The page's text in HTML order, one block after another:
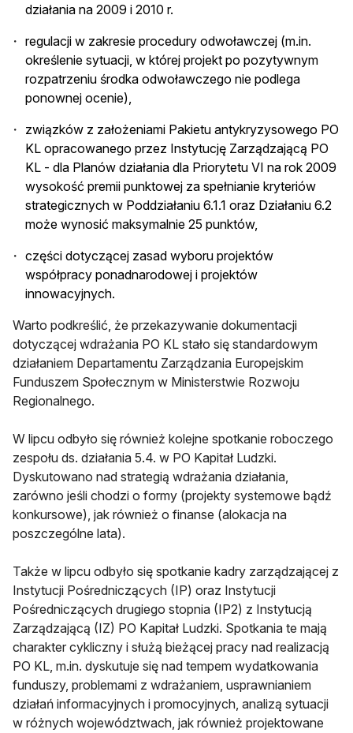
działania na 2009 i 2010 r.
regulacji w zakresie procedury odwoławczej (m.in.
określenie sytuacji, w której projekt po pozytywnym
rozpatrzeniu środka odwoławczego nie podlega
ponownej ocenie),
związków z założeniami Pakietu antykryzysowego PO
KL opracowanego przez Instytucję Zarządzającą PO
KL - dla Planów działania dla Priorytetu VI na rok 2009
wysokość premii punktowej za spełnianie kryteriów
strategicznych w Poddziałaniu 6.1.1 oraz Działaniu 6.2
może wynosić maksymalnie 25 punktów,
części dotyczącej zasad wyboru projektów
współpracy ponadnarodowej i projektów
innowacyjnych.
Warto podkreślić, że przekazywanie dokumentacji
dotyczącej wdrażania PO KL stało się standardowym
działaniem Departamentu Zarządzania Europejskim
Funduszem Społecznym w Ministerstwie Rozwoju
Regionalnego.
W lipcu odbyło się również kolejne spotkanie roboczego
zespołu ds. działania 5.4. w PO Kapitał Ludzki.
Dyskutowano nad strategią wdrażania działania,
zarówno jeśli chodzi o formy (projekty systemowe bądź
konkursowe), jak również o finanse (alokacja na
poszczególne lata).
Także w lipcu odbyło się spotkanie kadry zarządzającej z
Instytucji Pośredniczących (IP) oraz Instytucji
Pośredniczących drugiego stopnia (IP2) z Instytucją
Zarządzającą (IZ) PO Kapitał Ludzki. Spotkania te mają
charakter cykliczny i służą bieżącej pracy nad realizacją
PO KL, m.in. dyskutuje się nad tempem wydatkowania
funduszy, problemami z wdrażaniem, usprawnianiem
działań informacyjnych i promocyjnych, analizą sytuacji
w różnych województwach, jak również projektowane